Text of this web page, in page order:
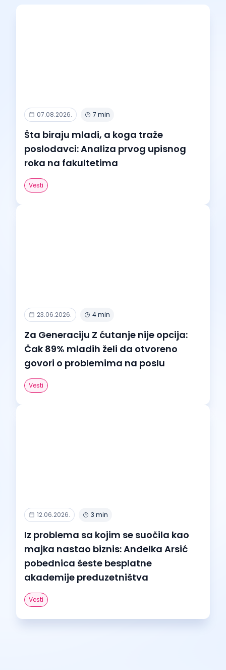
07.08.2026. 7 min
Šta biraju mladi, a koga traže
poslodavci: Analiza prvog upisnog
roka na fakultetima
Vesti
23.06.2026. 4 min
Za Generaciju Z ćutanje nije opcija:
Čak 89% mladih želi da otvoreno
govori o problemima na poslu
Vesti
12.06.2026. 3 min
Iz problema sa kojim se suočila kao
majka nastao biznis: Anđelka Arsić
pobednica šeste besplatne
akademije preduzetništva
Vesti